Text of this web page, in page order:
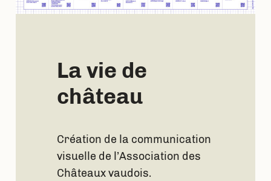
La vie de
château
Création de la communication
visuelle de l’Association des
Châteaux vaudois.